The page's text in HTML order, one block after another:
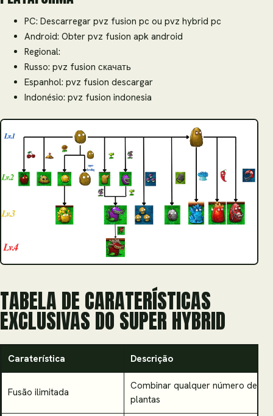
PC: Descarregar pvz fusion pc ou pvz hybrid pc
Android: Obter pvz fusion apk android
Regional:
Russo: pvz fusion скачать
Espanhol: pvz fusion descargar
Indonésio: pvz fusion indonesia
TABELA DE CARATERÍSTICAS
EXCLUSIVAS DO SUPER HYBRID
Caraterística Descrição
Fusão ilimitada
Combinar qualquer número de
plantas